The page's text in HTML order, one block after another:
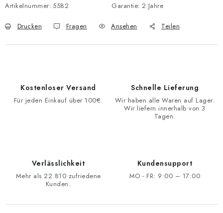
Artikelnummer: 5582 Garantie: 2 Jahre
Drucken Fragen Ansehen Teilen
Kostenloser Versand
Für jeden Einkauf über 100€.
Schnelle Lieferung
Wir haben alle Waren auf Lager.
Wir liefern innerhalb von 3
Tagen.
Verlässlichkeit
Mehr als 22 810 zufriedene
Kunden.
Kundensupport
MO - FR: 9:00 – 17:00